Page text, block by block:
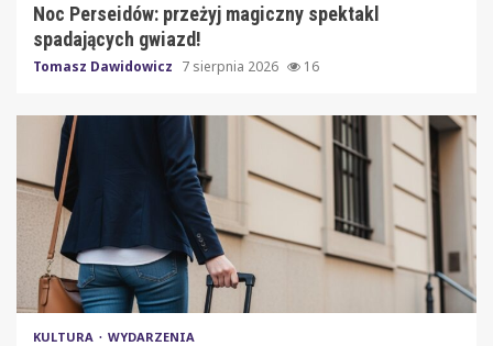
Noc Perseidów: przeżyj magiczny spektakl
spadających gwiazd!
Tomasz Dawidowicz 7 sierpnia 2026 16
KULTURA WYDARZENIA